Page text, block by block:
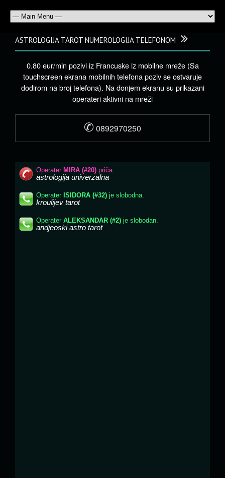
ASTROLOGIJA TAROT NUMEROLOGIJA TELEFONOM
0.80 eur/min pozivi iz Francuske iz mobilne mreže (Sa
touchscreen ekrana mobilnih telefona poziv se ostvaruje
dodirom na broj telefona). Na donjem ekranu su prikazani
operateri aktivni na mreži
✆ 0892970250